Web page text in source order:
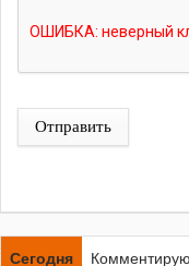
Отправить
Сегодня